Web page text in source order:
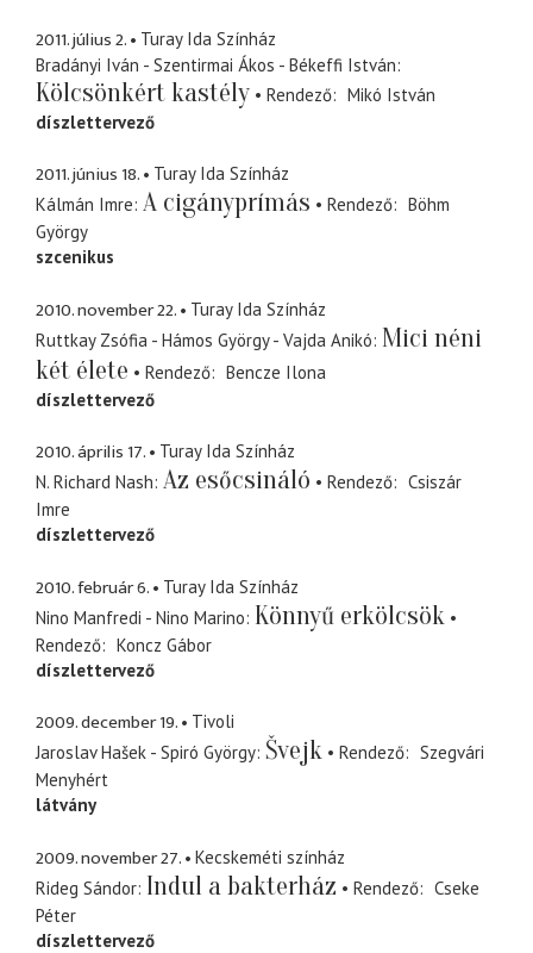
2011. július 2.
Turay Ida Színház
Bradányi Iván - Szentirmai Ákos - Békeffi István
Kölcsönkért kastély Rendező
Mikó István
díszlettervező
2011. június 18.
Turay Ida Színház
Kálmán Imre A cigányprímás Rendező
Böhm
György
szcenikus
2010. november 22.
Turay Ida Színház
Ruttkay Zsófia - Hámos György - Vajda Anikó Mici néni
két élete
Rendező
Bencze Ilona
díszlettervező
2010. április 17.
Turay Ida Színház
N. Richard Nash Az esőcsináló Rendező
Csiszár
Imre
díszlettervező
2010. február 6.
Turay Ida Színház
Nino Manfredi - Nino Marino Könnyű erkölcsök
Rendező
Koncz Gábor
díszlettervező
2009. december 19.
Tivoli
Jaroslav Hašek - Spiró György Švejk Rendező
Szegvári
Menyhért
látvány
2009. november 27.
Kecskeméti színház
Rideg Sándor Indul a bakterház Rendező
Cseke
Péter
díszlettervező